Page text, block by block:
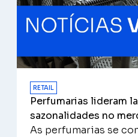
RETAIL
Perfumarias lideram
sazonalidades no
As perfumarias se